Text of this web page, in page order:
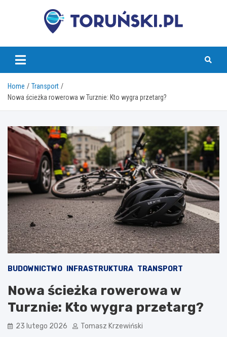
torunski.pl
Home
Transport
Nowa ścieżka rowerowa w Turznie: Kto wygra przetarg?
BUDOWNICTWO INFRASTRUKTURA TRANSPORT
Nowa ścieżka rowerowa w
Turznie: Kto wygra przetarg?
23 lutego 2026 Tomasz Krzewiński